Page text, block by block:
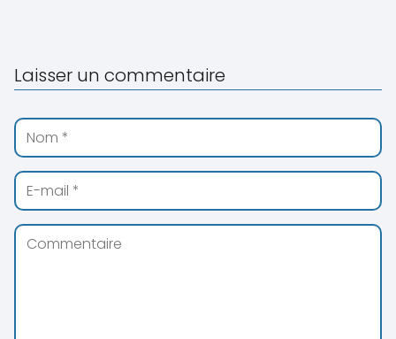
Laisser un commentaire